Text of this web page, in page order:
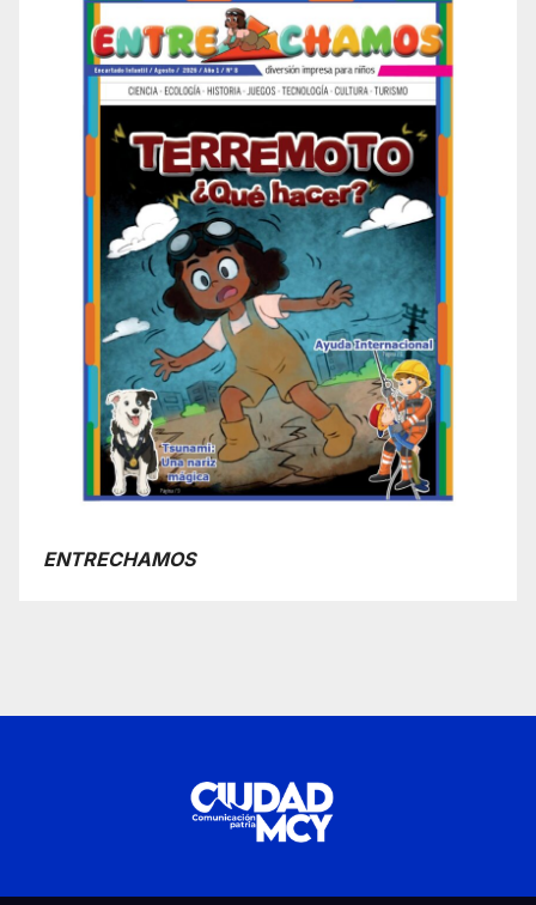
ENTRECHAMOS